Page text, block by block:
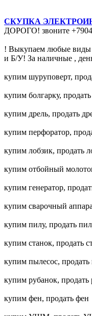
СКУПКА
ДОРОГО! звоните
! Выкупаем любые виды
и Б/У! За наличные ,
купим шуруповерт,
купим болгарку,
купим дрель, продать
купим перфоратор,
купим лобзик, продать
купим отбойный
купим генератор,
купим сварочный
купим пилу, продать
купим станок, продать
купим пылесос, продать
купим рубанок, продать
купим фен, продать фен